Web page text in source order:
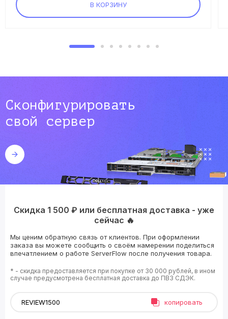
В КОРЗИНУ
Сконфигурировать
свой сервер
Скидка 1 500 ₽ или бесплатная доставка - уже
сейчас 🔥
Мы ценим обратную связь от клиентов. При оформлении
заказа вы можете сообщить о своём намерении поделиться
впечатлением о работе ServerFlow после получения товара.
* - скидка предоставляется при покупке от 30 000 рублей, в ином
случае предусмотрена бесплатная доставка до ПВЗ СДЭК.
копировать